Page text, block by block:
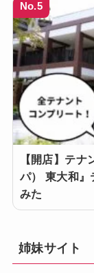
No.5
【開店】テ
パ） 東大和』
みた
姉妹サイト